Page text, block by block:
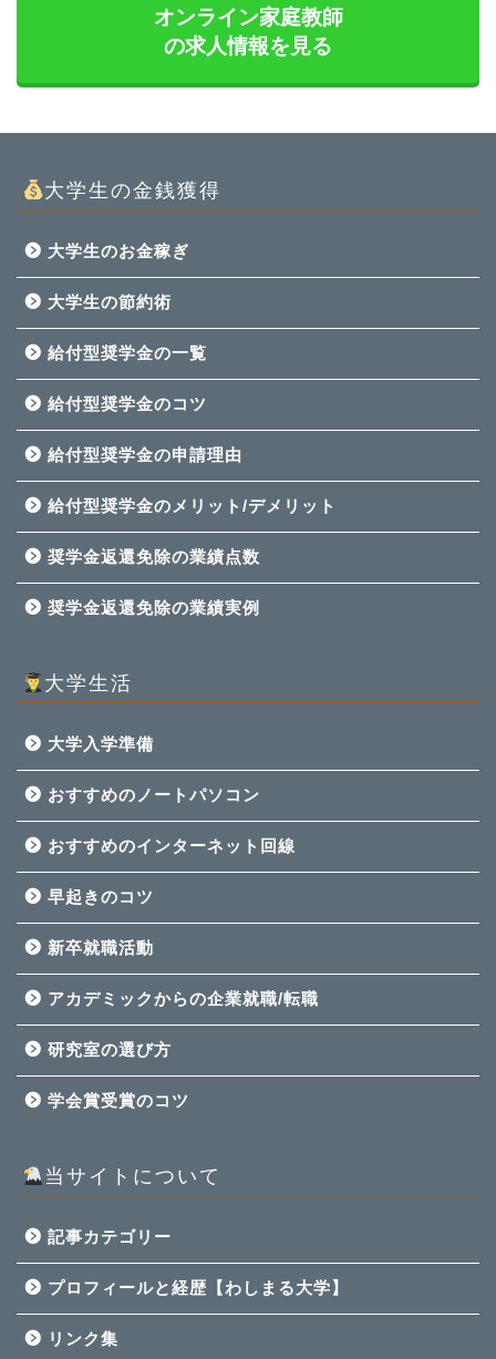
オンライン家庭教師
の求人情報を見る
大学生の金銭獲得
大学生のお金稼ぎ
大学生の節約術
給付型奨学金の一覧
給付型奨学金のコツ
給付型奨学金の申請理由
給付型奨学金のメリット/デメリット
奨学金返還免除の業績点数
奨学金返還免除の業績実例
大学生活
大学入学準備
おすすめのノートパソコン
おすすめのインターネット回線
早起きのコツ
新卒就職活動
アカデミックからの企業就職/転職
研究室の選び方
学会賞受賞のコツ
当サイトについて
記事カテゴリー
プロフィールと経歴【わしまる大学】
リンク集